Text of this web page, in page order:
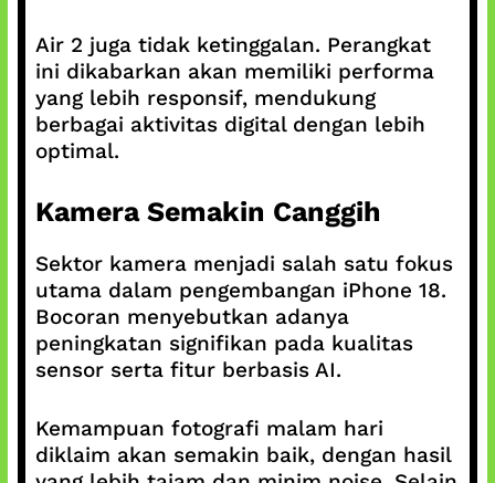
Air 2 juga tidak ketinggalan. Perangkat
ini dikabarkan akan memiliki performa
yang lebih responsif, mendukung
berbagai aktivitas digital dengan lebih
optimal.
Kamera Semakin Canggih
Sektor kamera menjadi salah satu fokus
utama dalam pengembangan iPhone 18.
Bocoran menyebutkan adanya
peningkatan signifikan pada kualitas
sensor serta fitur berbasis AI.
Kemampuan fotografi malam hari
diklaim akan semakin baik, dengan hasil